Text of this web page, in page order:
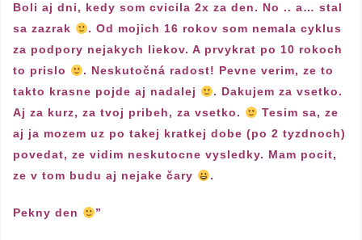
Boli aj dni, kedy som cvicila 2x za den. No .. a… stal
sa zazrak
. Od mojich 16 rokov som nemala cyklus
za podpory nejakych liekov. A prvykrat po 10 rokoch
to prislo
. Neskutočná radost! Pevne verim, ze to
takto krasne pojde aj nadalej
. Dakujem za vsetko.
Aj za kurz, za tvoj pribeh, za vsetko.
Tesim sa, ze
aj ja mozem uz po takej kratkej dobe (po 2 tyzdnoch)
povedat, ze vidim neskutocne vysledky. Mam pocit,
ze v tom budu aj nejake čary
.
Pekny den ”